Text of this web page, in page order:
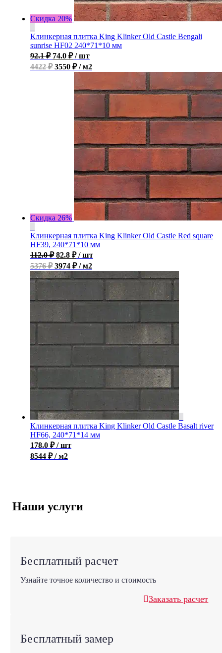
Скидка 20%
Клинкерная плитка King Klinker Old Castle Bengali
sunrise HF02 240*71*10 мм
92.1₽ 74.0 ₽ / шт
4422 ₽3550 ₽ / м2
Скидка 26%
Клинкерная плитка King Klinker Old Castle Red square
HF39, 240*71*10 мм
112.0₽ 82.8 ₽ / шт
5376 ₽3974 ₽ / м2
Клинкерная плитка King Klinker Old Castle Basalt river
HF66, 240*71*14 мм
178.0 ₽ / шт
8544 ₽ / м2
Наши услуги
Бесплатный расчет
Узнайте точное количество и стоимость
Заказать расчет
Бесплатный замер